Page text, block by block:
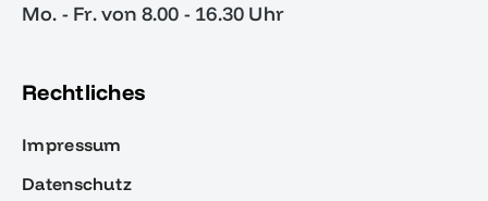
Mo. - Fr. von 8.00 - 16.30 Uhr
Rechtliches
Impressum
Datenschutz